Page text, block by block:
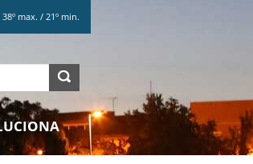
38º max. / 21º min.